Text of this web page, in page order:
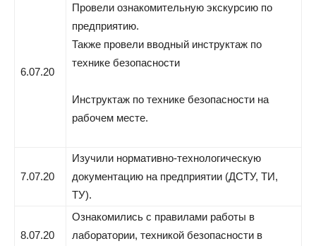
6.07.20
Провели ознакомительную экскурсию по
предприятию.
Также провели вводный инструктаж по
технике безопасности
Инструктаж по технике безопасности на
рабочем месте.
7.07.20
Изучили нормативно-технологическую
документацию на предприятии (ДСТУ, ТИ,
ТУ).
8.07.20
Ознакомились с правилами работы в
лаборатории, техникой безопасности в